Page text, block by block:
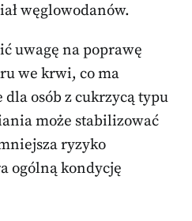
węglowodanów.
uwagę na poprawę
we krwi, co ma
dla osób z cukrzycą typu
może stabilizować
ryzyko
ogólną kondycję